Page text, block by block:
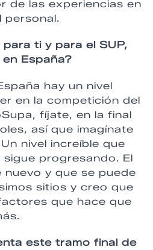
de las experiencias en
personal.
ti y para el SUP,
España?
hay un nivel
en la competición del
fíjate, en la final
así que imagínate
nivel increíble que
progresando. El
nuevo y que se puede
sitios y creo que
que hace que
este tramo final de